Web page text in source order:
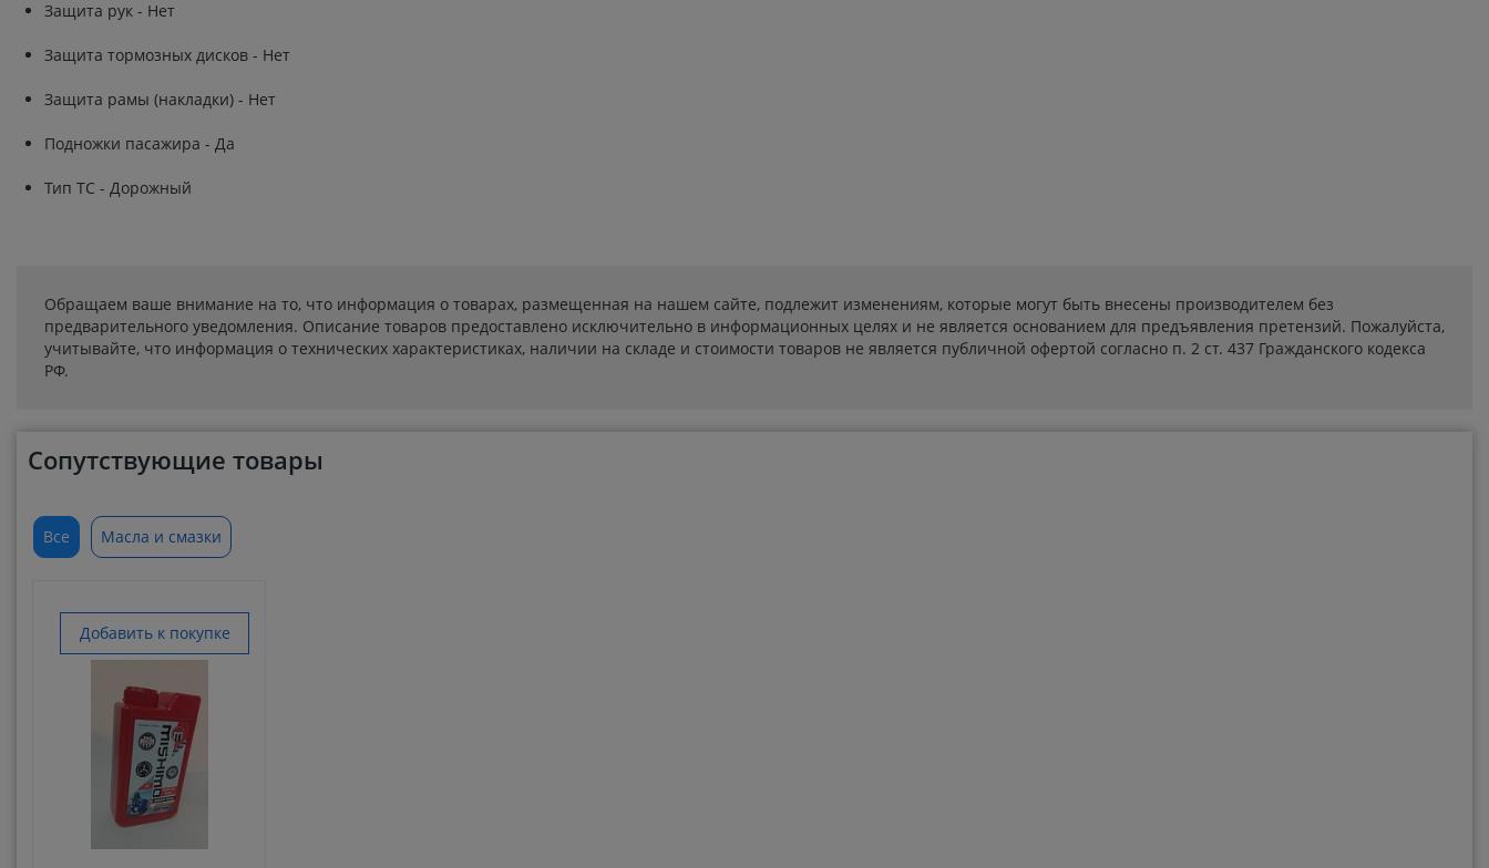
Защита рук - Нет
Защита тормозных дисков - Нет
Защита рамы (накладки) - Нет
Подножки пасажира - Да
Тип ТС - Дорожный
Обращаем ваше внимание на то, что информация о товарах, размещенная на нашем сайте, подлежит изменениям, которые могут быть внесены производителем без
предварительного уведомления. Описание товаров предоставлено исключительно в информационных целях и не является основанием для предъявления претензий. Пожалуйста,
учитывайте, что информация о технических характеристиках, наличии на складе и стоимости товаров не является публичной офертой согласно п. 2 ст. 437 Гражданского кодекса
РФ.
Сопутствующие товары
Все Масла и смазки
Добавить к покупке